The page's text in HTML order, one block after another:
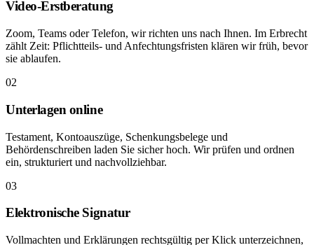
Video-Erstberatung
Zoom, Teams oder Telefon, wir richten uns nach Ihnen. Im Erbrecht
zählt Zeit: Pflichtteils- und Anfechtungsfristen klären wir früh, bevor
sie ablaufen.
02
Unterlagen online
Testament, Kontoauszüge, Schenkungsbelege und
Behördenschreiben laden Sie sicher hoch. Wir prüfen und ordnen
ein, strukturiert und nachvollziehbar.
03
Elektronische Signatur
Vollmachten und Erklärungen rechtsgültig per Klick unterzeichnen,